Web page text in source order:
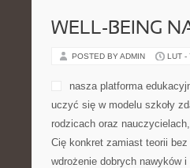
WELL-BEING
POSTED BY ADMIN LUT -
nasza platforma
uczyć się w modelu szkoły
rodzicach oraz
Cię konkret zamiast teorii
wdrożenie dobrych nawyków